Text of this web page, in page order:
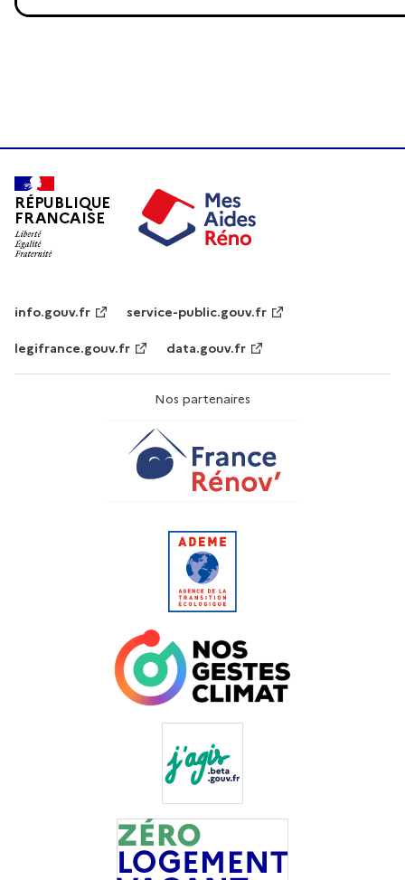
RÉPUBLIQUE
FRANCAISE
info.gouv.fr service-public.gouv.fr
legifrance.gouv.fr data.gouv.fr
Nos partenaires